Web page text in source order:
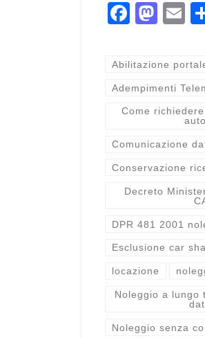
Fa
bo
ok
M
to
do
n
E
Abilitazione
Adempimenti
Come
Comunicazione
Conservazione
Decreto
DPR 481 2001
Esclusione car
locazione
Noleggio a lungo
Noleggio senza